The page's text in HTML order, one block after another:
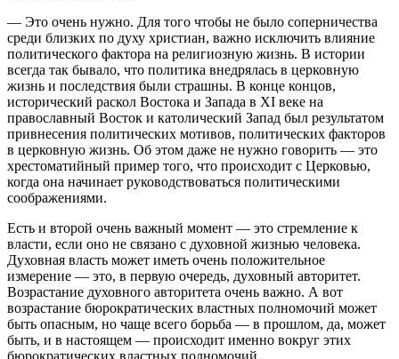
— Это очень нужно. Для того чтобы не было соперничества
среди близких по духу христиан, важно исключить влияние
политического фактора на религиозную жизнь. В истории
всегда так бывало, что политика внедрялась в церковную
жизнь и последствия были страшны. В конце концов,
исторический раскол Востока и Запада в XI веке на
православный Восток и католический Запад был результатом
привнесения политических мотивов, политических факторов
в церковную жизнь. Об этом даже не нужно говорить — это
хрестоматийный пример того, что происходит с Церковью,
когда она начинает руководствоваться политическими
соображениями.
Есть и второй очень важный момент — это стремление к
власти, если оно не связано с духовной жизнью человека.
Духовная власть может иметь очень положительное
измерение — это, в первую очередь, духовный авторитет.
Возрастание духовного авторитета очень важно. А вот
возрастание бюрократических властных полномочий может
быть опасным, но чаще всего борьба — в прошлом, да, может
быть, и в настоящем — происходит именно вокруг этих
бюрократических властных полномочий.